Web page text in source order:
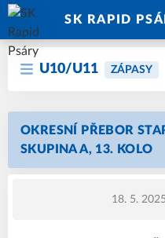
SK RAPID
U10/U11 ZÁPASY
OKRESNÍ PŘEBOR
SKUPINA A, 13. KOLO
18. 5.